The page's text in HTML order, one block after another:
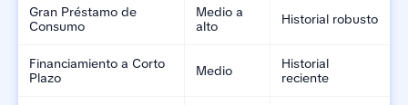
Gran Préstamo de
Consumo
Medio a
alto
Historial robusto
Financiamiento a Corto
Plazo
Medio
Historial
reciente